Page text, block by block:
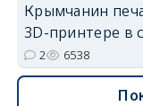
Крымчанин
3D-принтере в
2 6538